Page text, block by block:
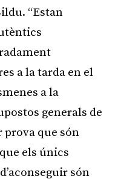
“Estan
a la tarda en el
a la
generals de
prova que són
els únics
són